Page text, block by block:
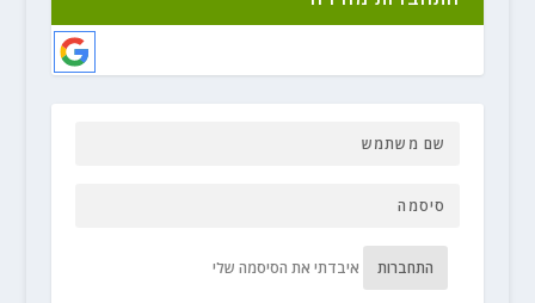
התחברות איבדתי את הסיסמה שלי